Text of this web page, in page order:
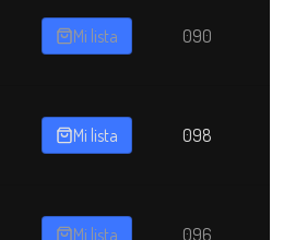
Mi lista 090
Mi lista 098
Mi lista 096